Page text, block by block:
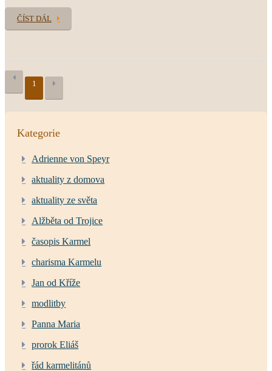
ČÍST DÁL
1
Kategorie
Adrienne von Speyr
aktuality z domova
aktuality ze světa
Alžběta od Trojice
časopis Karmel
charisma Karmelu
Jan od Kříže
modlitby
Panna Maria
prorok Eliáš
řád karmelitánů